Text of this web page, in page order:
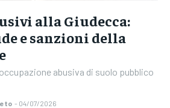
alla Giudecca:
e sanzioni della
abusiva di suolo pubblico
- 04/07/2026